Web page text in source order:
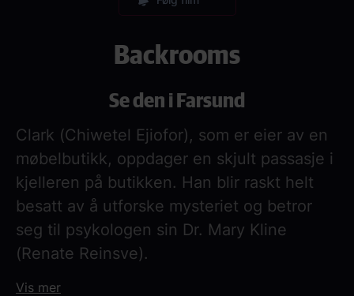
Backrooms
Se den i Farsund
Clark (Chiwetel Ejiofor), som er eier av en
møbelbutikk, oppdager en skjult passasje i
kjelleren på butikken. Han blir raskt helt
besatt av å utforske mysteriet og betror
seg til psykologen sin Dr. Mary Kline
(Renate Reinsve).
Vis mer